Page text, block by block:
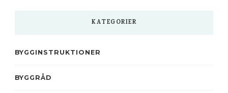
KATEGORIER
BYGGINSTRUKTIONER
BYGGRÅD